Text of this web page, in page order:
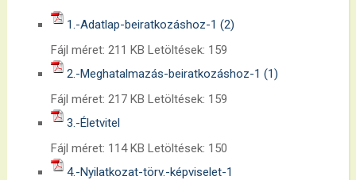
1.-Adatlap-beiratkozáshoz-1 (2)
Fájl méret: 211 KB Letöltések: 159
2.-Meghatalmazás-beiratkozáshoz-1 (1)
Fájl méret: 217 KB Letöltések: 159
3.-Életvitel
Fájl méret: 114 KB Letöltések: 150
4.-Nyilatkozat-törv.-képviselet-1